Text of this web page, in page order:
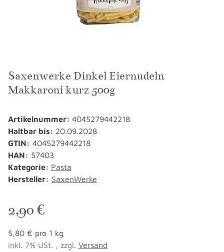
Saxenwerke Dinkel Eiernudeln
Makkaroni kurz 500g
Artikelnummer: 4045279442218
Haltbar bis: 20.09.2028
GTIN: 4045279442218
HAN: 57403
Kategorie: Pasta
Hersteller: SaxenWerke
2,90 €
5,80 € pro 1 kg
inkl. 7% USt. , zzgl. Versand